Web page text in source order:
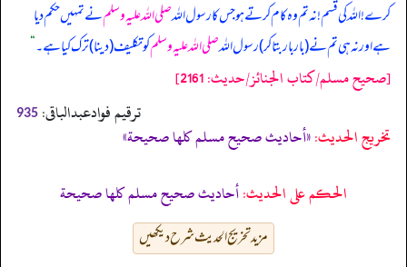
کرے! اللہ کی قسم! نہ تم وہ کام کرتے ہو جس کا رسول اللہصلی اللہ علیہ وسلمنے تمہیں حکم دیا
ہے اور نہ ہی تم نے (بار بار بتا کر) رسول اللہصلی اللہ علیہ وسلمکو تکلیف (دینا) ترک کیا ہے۔“
[صحيح مسلم/كتاب الجنائز/حدیث: 2161]
ترقیم فوادعبدالباقی: 935
تخریج الحدیث:«أحاديث صحيح مسلم كلها صحيحة»
الحكم على الحديث:أحاديث صحيح مسلم كلها صحيحة
مزید تخریج الحدیث شرح دیکھیں